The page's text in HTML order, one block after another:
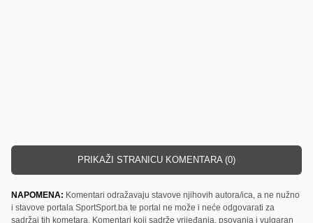
PRIKAŽI STRANICU KOMENTARA (0)
NAPOMENA: Komentari odražavaju stavove njihovih autora/ica, a ne nužno
i stavove portala SportSport.ba te portal ne može i neće odgovarati za
sadržaj tih kometara. Komentari koji sadrže vrijeđanja, psovanja i vulgaran